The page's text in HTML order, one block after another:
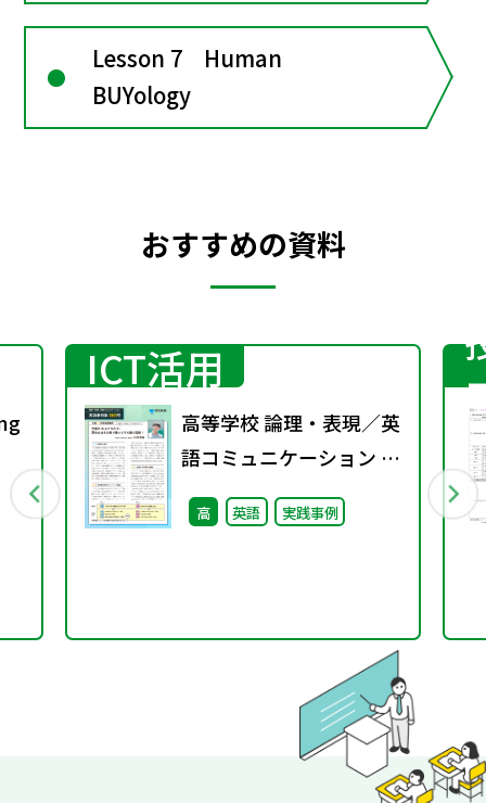
Lesson 7 Human
BUYology
おすすめの資料
ICT活用
高等学校 論理・表現／英
語コミュニケーション 実
践事例集 特別号
高 英語 実践事例